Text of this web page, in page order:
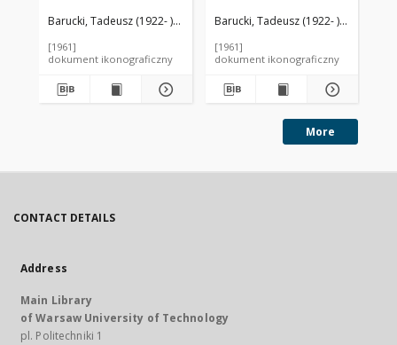
Barucki, Tadeusz (1922- ). Fotograf
[1961]
dokument ikonograficzny
Barucki, Tadeusz (1922- ). Fotograf
[1961]
dokument ikonograficzny
More
CONTACT DETAILS
Address
Main Library
of Warsaw University of Technology
pl. Politechniki 1